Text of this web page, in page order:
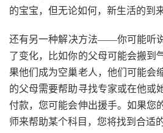
的宝宝，但无论如何，新生活的到
还有另一种解决方法——你可能听
了变化，比如你的父母可能会搬到
果他们成为空巢老人，他们可能会
的父母需要帮助寻找专家或在他或
付款，您可能会伸出援手。如果您
师来帮助某个科目，您将找到合适